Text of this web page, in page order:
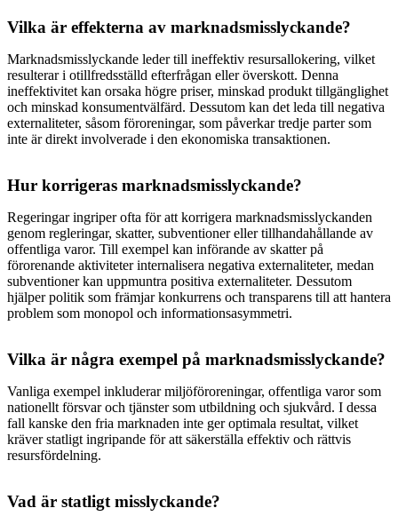
Vilka är effekterna av marknadsmisslyckande?
Marknadsmisslyckande leder till ineffektiv resursallokering, vilket
resulterar i otillfredsställd efterfrågan eller överskott. Denna
ineffektivitet kan orsaka högre priser, minskad produkt tillgänglighet
och minskad konsumentvälfärd. Dessutom kan det leda till negativa
externaliteter, såsom föroreningar, som påverkar tredje parter som
inte är direkt involverade i den ekonomiska transaktionen.
Hur korrigeras marknadsmisslyckande?
Regeringar ingriper ofta för att korrigera marknadsmisslyckanden
genom regleringar, skatter, subventioner eller tillhandahållande av
offentliga varor. Till exempel kan införande av skatter på
förorenande aktiviteter internalisera negativa externaliteter, medan
subventioner kan uppmuntra positiva externaliteter. Dessutom
hjälper politik som främjar konkurrens och transparens till att hantera
problem som monopol och informationsasymmetri.
Vilka är några exempel på marknadsmisslyckande?
Vanliga exempel inkluderar miljöföroreningar, offentliga varor som
nationellt försvar och tjänster som utbildning och sjukvård. I dessa
fall kanske den fria marknaden inte ger optimala resultat, vilket
kräver statligt ingripande för att säkerställa effektiv och rättvis
resursfördelning.
Vad är statligt misslyckande?